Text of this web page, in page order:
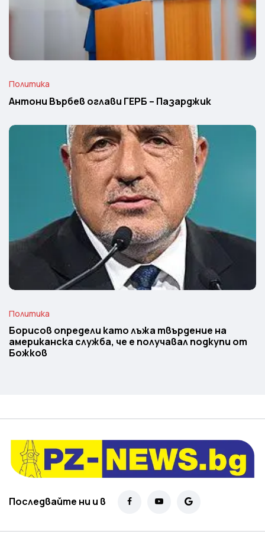
Политика
Антони Върбев оглави ГЕРБ – Пазарджик
Политика
Борисов определи като лъжа твърдение на
американска служба, че е получавал подкупи от
Божков
Последвайте ни и в